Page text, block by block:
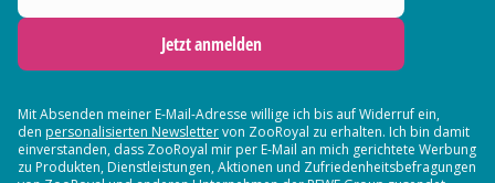
Jetzt anmelden
Mit Absenden meiner E-Mail-Adresse willige ich bis auf Widerruf ein,
den personalisierten Newslettervon ZooRoyal zu erhalten. Ich bin damit
einverstanden, dass ZooRoyal mir per E-Mail an mich gerichtete Werbung
zu Produkten, Dienstleistungen, Aktionen und Zufriedenheitsbefragungen